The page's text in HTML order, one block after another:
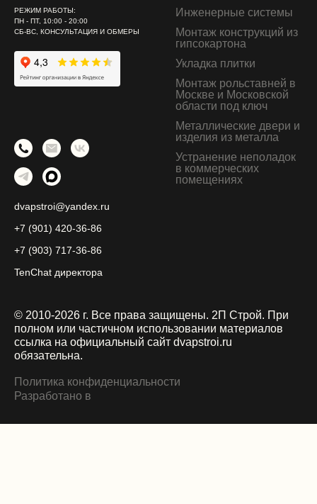
РЕЖИМ РАБОТЫ:
ПН - ПТ, 10:00 - 20:00
СБ-ВС, КОНСУЛЬТАЦИЯ И ОБМЕРЫ
Инженерные системы
Монтаж конструкций из
гипсокартона
Укладка плитки
Монтаж рольставней в
Москве и Московской
области под ключ
Металлические двери и
изделия из металла
Устранение неполадок
в коммерческих
помещениях
dvapstroi@yandex.ru
+7 (901) 420-36-86
+7 (903) 717-36-86
TenChat директора
© 2010-2026 г. Все права защищены. 2П Строй. При
полном или частичном использовании материалов
ссылка на официальный сайт dvapstroi.ru
обязательна.
Политика конфиденциальности
Разработано в